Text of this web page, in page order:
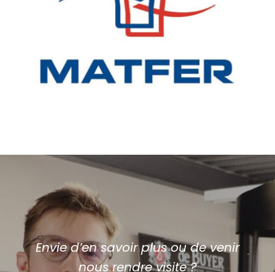
Envie d’en savoir plus ou de venir
nous rendre visite ?